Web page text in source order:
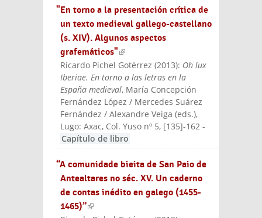
"En torno a la presentación crítica de
un texto medieval gallego-castellano
(s. XIV). Algunos aspectos
grafemáticos"(link is external)
Ricardo Pichel Gotérrez (2013): Oh lux
Iberiae. En torno a las letras en la
España medieval, María Concepción
Fernández López / Mercedes Suárez
Fernández / Alexandre Veiga (eds.),
Lugo: Axac, Col. Yuso nº 5, [135]-162 -
Capítulo de libro
“A comunidade bieita de San Paio de
Antealtares no séc. XV. Un caderno
de contas inédito en galego (1455-
1465)”(link is external)